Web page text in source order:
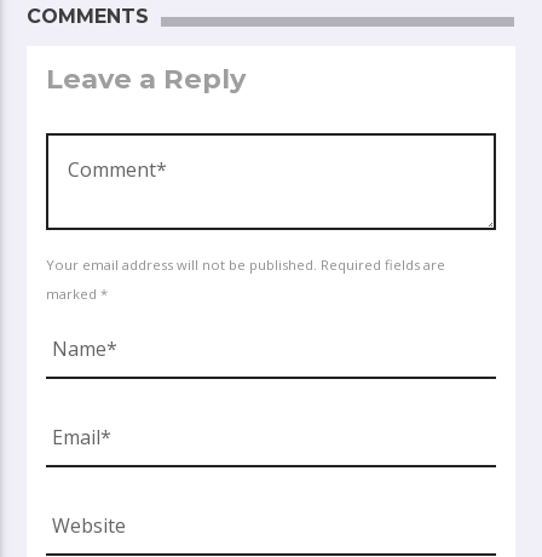
COMMENTS
Leave a Reply
Your email address will not be published. Required fields are
marked *